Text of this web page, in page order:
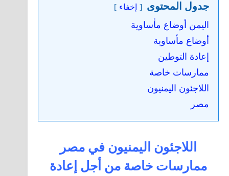
جدول المحتوى إخفاء
اليمن أوضاع مأساوية
أوضاع مأساوية
إعادة التوطين
ممارسات خاصة
اللاجئون اليمنيون
مصر
اللاجئون اليمنيون في مصر
ممارسات خاصة من أجل إعادة